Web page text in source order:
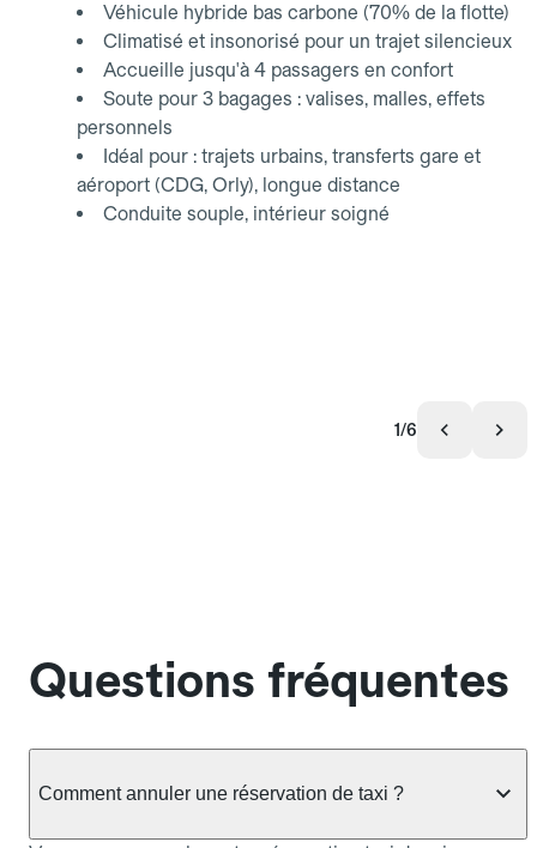
Véhicule hybride bas carbone (70% de la flotte)
Climatisé et insonorisé pour un trajet silencieux
Accueille jusqu'à 4 passagers en confort
Soute pour 3 bagages : valises, malles, effets
personnels
Idéal pour : trajets urbains, transferts gare et
aéroport (CDG, Orly), longue distance
Conduite souple, intérieur soigné
1/6
Questions fréquentes
Comment annuler une réservation de taxi ?